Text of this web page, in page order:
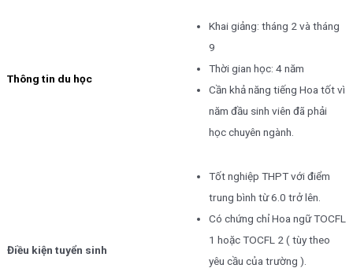
Thông tin du học
Khai giảng: tháng 2 và tháng
9
Thời gian học: 4 năm
Cần khả năng tiếng Hoa tốt vì
năm đầu sinh viên đã phải
học chuyên ngành.
Điều kiện tuyển sinh
Tốt nghiệp THPT với điểm
trung bình từ 6.0 trở lên.
Có chứng chỉ Hoa ngữ TOCFL
1 hoặc TOCFL 2 ( tùy theo
yêu cầu của trường ).